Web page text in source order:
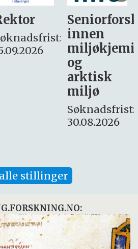
søker
– fast
Søknadsfrist:
16. august.
stillinger